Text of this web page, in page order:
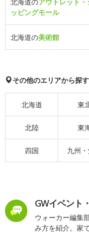
ッピングモール
北海道の美術館
その他のエリアから探す
北海道 東
北陸 東
四国 九州
GWイベント
ウォーカー編集
み方を紹介。家